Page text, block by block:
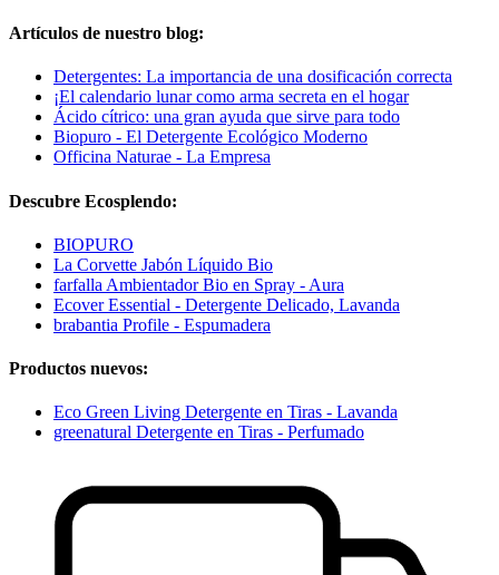
Artículos de nuestro blog:
Detergentes: La importancia de una dosificación correcta
¡El calendario lunar como arma secreta en el hogar
Ácido cítrico: una gran ayuda que sirve para todo
Biopuro - El Detergente Ecológico Moderno
Officina Naturae - La Empresa
Descubre Ecosplendo:
BIOPURO
La Corvette Jabón Líquido Bio
farfalla Ambientador Bio en Spray - Aura
Ecover Essential - Detergente Delicado, Lavanda
brabantia Profile - Espumadera
Productos nuevos:
Eco Green Living Detergente en Tiras - Lavanda
greenatural Detergente en Tiras - Perfumado